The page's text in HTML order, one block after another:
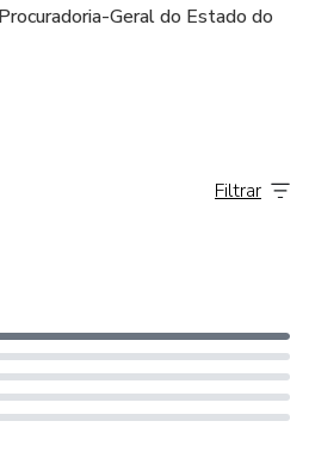
Geral do Estado do
Federal
Município do RJ e Procurador do
Filtrar